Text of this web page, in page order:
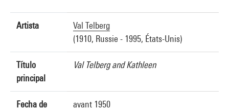
Artista
Val Telberg
(1910, Russie - 1995, États-Unis)
Título
principal
Val Telberg and Kathleen
Fecha de
avant 1950